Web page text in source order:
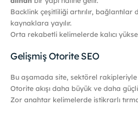
Backlink çeşitliliği artırılır, bağlantılar
kaynaklara yayılır.
Orta rekabetli kelimelerde kalıcı
Gelişmiş Otorite SEO
Bu aşamada site, sektörel rakipleriyle
Otorite akışı daha büyük ve daha
Zor anahtar kelimelerde istikrarlı